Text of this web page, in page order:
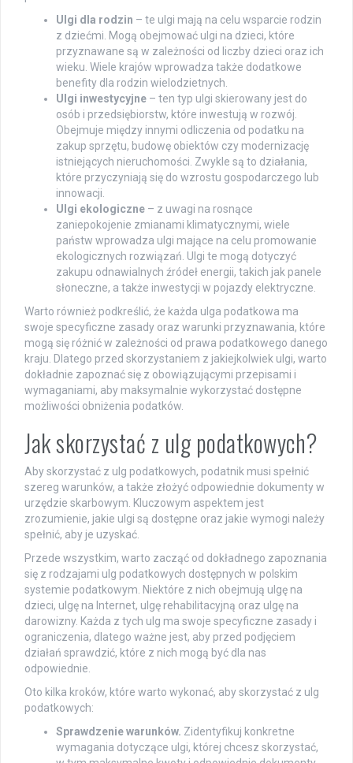
Ulgi dla rodzin – te ulgi mają na celu wsparcie rodzin
z dziećmi. Mogą obejmować ulgi na dzieci, które
przyznawane są w zależności od liczby dzieci oraz ich
wieku. Wiele krajów wprowadza także dodatkowe
benefity dla rodzin wielodzietnych.
Ulgi inwestycyjne – ten typ ulgi skierowany jest do
osób i przedsiębiorstw, które inwestują w rozwój.
Obejmuje między innymi odliczenia od podatku na
zakup sprzętu, budowę obiektów czy modernizację
istniejących nieruchomości. Zwykle są to działania,
które przyczyniają się do wzrostu gospodarczego lub
innowacji.
Ulgi ekologiczne – z uwagi na rosnące
zaniepokojenie zmianami klimatycznymi, wiele
państw wprowadza ulgi mające na celu promowanie
ekologicznych rozwiązań. Ulgi te mogą dotyczyć
zakupu odnawialnych źródeł energii, takich jak panele
słoneczne, a także inwestycji w pojazdy elektryczne.
Warto również podkreślić, że każda ulga podatkowa ma
swoje specyficzne zasady oraz warunki przyznawania, które
mogą się różnić w zależności od prawa podatkowego danego
kraju. Dlatego przed skorzystaniem z jakiejkolwiek ulgi, warto
dokładnie zapoznać się z obowiązującymi przepisami i
wymaganiami, aby maksymalnie wykorzystać dostępne
możliwości obniżenia podatków.
Jak skorzystać z ulg podatkowych?
Aby skorzystać z ulg podatkowych, podatnik musi spełnić
szereg warunków, a także złożyć odpowiednie dokumenty w
urzędzie skarbowym. Kluczowym aspektem jest
zrozumienie, jakie ulgi są dostępne oraz jakie wymogi należy
spełnić, aby je uzyskać.
Przede wszystkim, warto zacząć od dokładnego zapoznania
się z rodzajami ulg podatkowych dostępnych w polskim
systemie podatkowym. Niektóre z nich obejmują ulgę na
dzieci, ulgę na Internet, ulgę rehabilitacyjną oraz ulgę na
darowizny. Każda z tych ulg ma swoje specyficzne zasady i
ograniczenia, dlatego ważne jest, aby przed podjęciem
działań sprawdzić, które z nich mogą być dla nas
odpowiednie.
Oto kilka kroków, które warto wykonać, aby skorzystać z ulg
podatkowych:
Sprawdzenie warunków. Zidentyfikuj konkretne
wymagania dotyczące ulgi, której chcesz skorzystać,